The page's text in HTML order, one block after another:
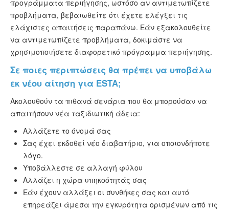
προγράμματα περιήγησης, ωστόσο αν αντιμετωπίζετε
προβλήματα, βεβαιωθείτε ότι έχετε ελέγξει τις
ελάχιστες απαιτήσεις παραπάνω. Εάν εξακολουθείτε
να αντιμετωπίζετε προβλήματα, δοκιμάστε να
χρησιμοποιήσετε διαφορετικό πρόγραμμα περιήγησης.
Σε ποιες περιπτώσεις θα πρέπει να υποβάλω
εκ νέου αίτηση για ESTA;
Ακολουθούν τα πιθανά σενάρια που θα μπορούσαν να
απαιτήσουν νέα ταξιδιωτική άδεια:
Αλλάζετε το όνομά σας
Σας έχει εκδοθεί νέο διαβατήριο, για οποιονδήποτε
λόγο.
Υποβάλλεστε σε αλλαγή φύλου
Αλλάζει η χώρα υπηκοότητάς σας
Εάν έχουν αλλάξει οι συνθήκες σας και αυτό
επηρεάζει άμεσα την εγκυρότητα ορισμένων από τις